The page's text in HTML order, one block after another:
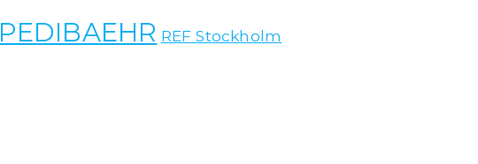
PEDIBAEHR REF Stockholm